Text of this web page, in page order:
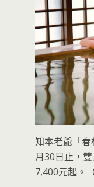
知本老爺「
月30日止，
7,400元起。